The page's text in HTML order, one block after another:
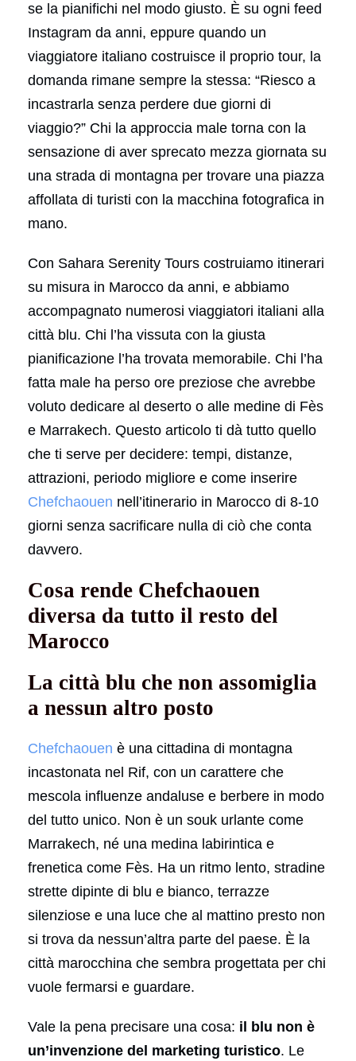
se la pianifichi nel modo giusto. È su ogni feed
Instagram da anni, eppure quando un
viaggiatore italiano costruisce il proprio tour, la
domanda rimane sempre la stessa: “Riesco a
incastrarla senza perdere due giorni di
viaggio?” Chi la approccia male torna con la
sensazione di aver sprecato mezza giornata su
una strada di montagna per trovare una piazza
affollata di turisti con la macchina fotografica in
mano.
Con Sahara Serenity Tours costruiamo itinerari
su misura in Marocco da anni, e abbiamo
accompagnato numerosi viaggiatori italiani alla
città blu. Chi l’ha vissuta con la giusta
pianificazione l’ha trovata memorabile. Chi l’ha
fatta male ha perso ore preziose che avrebbe
voluto dedicare al deserto o alle medine di Fès
e Marrakech. Questo articolo ti dà tutto quello
che ti serve per decidere: tempi, distanze,
attrazioni, periodo migliore e come inserire
Chefchaouen nell’itinerario in Marocco di 8-10
giorni senza sacrificare nulla di ciò che conta
davvero.
Cosa rende Chefchaouen
diversa da tutto il resto del
Marocco
La città blu che non assomiglia
a nessun altro posto
Chefchaouen è una cittadina di montagna
incastonata nel Rif, con un carattere che
mescola influenze andaluse e berbere in modo
del tutto unico. Non è un souk urlante come
Marrakech, né una medina labirintica e
frenetica come Fès. Ha un ritmo lento, stradine
strette dipinte di blu e bianco, terrazze
silenziose e una luce che al mattino presto non
si trova da nessun’altra parte del paese. È la
città marocchina che sembra progettata per chi
vuole fermarsi e guardare.
Vale la pena precisare una cosa: il blu non è
un’invenzione del marketing turistico. Le